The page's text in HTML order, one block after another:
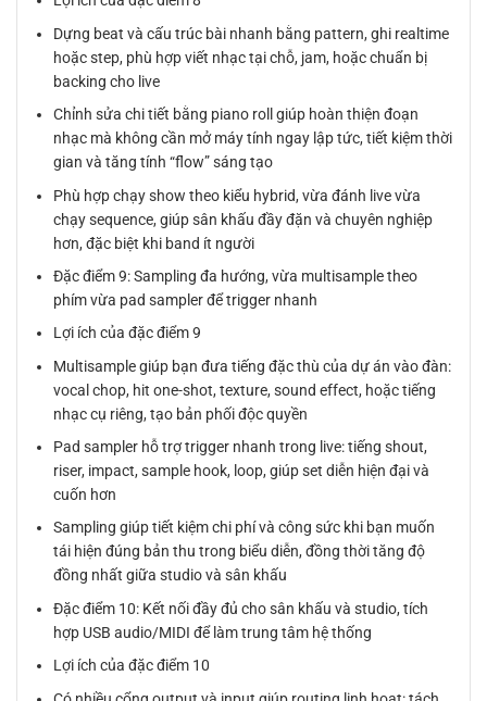
Dựng beat và cấu trúc bài nhanh bằng pattern, ghi realtime
hoặc step, phù hợp viết nhạc tại chỗ, jam, hoặc chuẩn bị
backing cho live
Chỉnh sửa chi tiết bằng piano roll giúp hoàn thiện đoạn
nhạc mà không cần mở máy tính ngay lập tức, tiết kiệm thời
gian và tăng tính “flow” sáng tạo
Phù hợp chạy show theo kiểu hybrid, vừa đánh live vừa
chạy sequence, giúp sân khấu đầy đặn và chuyên nghiệp
hơn, đặc biệt khi band ít người
Đặc điểm 9: Sampling đa hướng, vừa multisample theo
phím vừa pad sampler để trigger nhanh
Lợi ích của đặc điểm 9
Multisample giúp bạn đưa tiếng đặc thù của dự án vào đàn:
vocal chop, hit one-shot, texture, sound effect, hoặc tiếng
nhạc cụ riêng, tạo bản phối độc quyền
Pad sampler hỗ trợ trigger nhanh trong live: tiếng shout,
riser, impact, sample hook, loop, giúp set diễn hiện đại và
cuốn hơn
Sampling giúp tiết kiệm chi phí và công sức khi bạn muốn
tái hiện đúng bản thu trong biểu diễn, đồng thời tăng độ
đồng nhất giữa studio và sân khấu
Đặc điểm 10: Kết nối đầy đủ cho sân khấu và studio, tích
hợp USB audio/MIDI để làm trung tâm hệ thống
Lợi ích của đặc điểm 10